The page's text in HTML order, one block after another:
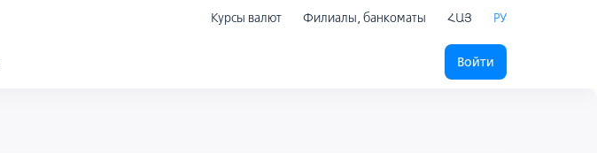
Курсы валют Филиалы, банкоматы ՀԱՅ РУ
Войти